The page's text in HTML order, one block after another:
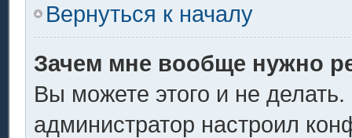
Вернуться к началу
Зачем мне вообще нужно
Вы можете этого и не делать.
администратор настроил